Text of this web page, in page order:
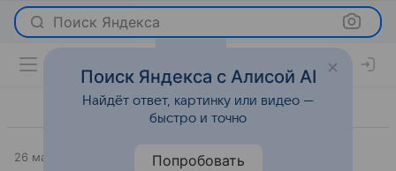
Поиск Яндекса
26 марта 2026 Леди Mail Светская жизнь
Поиск Яндекса с Алисой AI
Найдёт ответ, картинку или видео —
быстро и точно
Попробовать